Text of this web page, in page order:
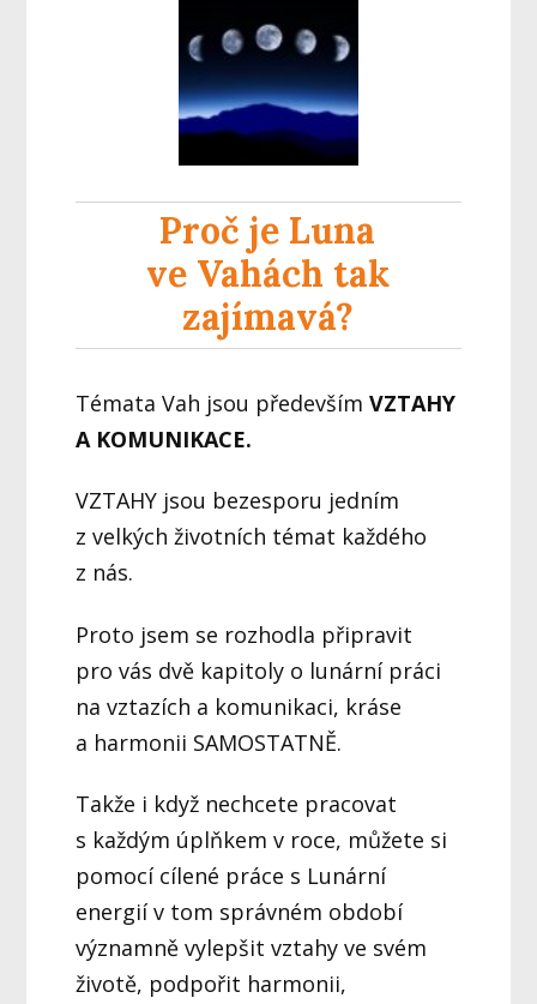
Proč je Luna
ve Vahách tak
zajímavá?
Témata Vah jsou především VZTAHY
A KOMUNIKACE.
VZTAHY jsou bezesporu jedním
z velkých životních témat každého
z nás.
Proto jsem se rozhodla připravit
pro vás dvě kapitoly o lunární práci
na vztazích a komunikaci, kráse
a harmonii SAMOSTATNĚ.
Takže i když nechcete pracovat
s každým úplňkem v roce, můžete si
pomocí cílené práce s Lunární
energií v tom správném období
významně vylepšit vztahy ve svém
životě, podpořit harmonii,